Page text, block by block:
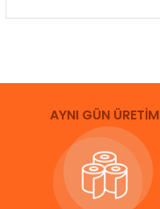
AYNI GÜN ÜRETİM